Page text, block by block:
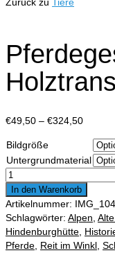
€49,50 – €324,50
Bildgröße
Untergrundmaterial
Pferdegespann
beim
Holztransport
Menge
In den Warenkorb
Artikelnummer:
Schlagwörter: Alpen
Hindenburghütte
Pferde Reit im Winkl